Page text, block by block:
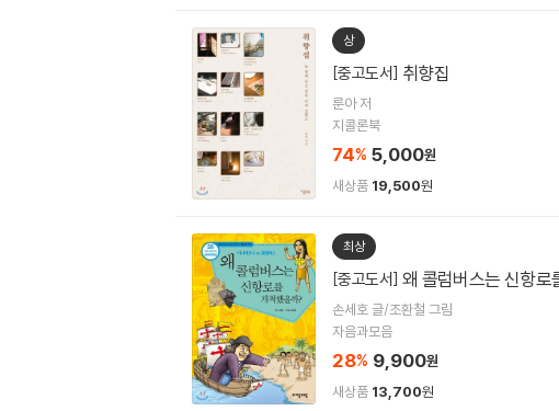
상
[중고도서] 취향집
룬아 저
지콜론북
74% 5,000원
새상품 19,500원
최상
[중고도서] 왜 콜럼버스는 신항로
손세호 글/조환철 그림
자음과모음
28% 9,900원
새상품 13,700원